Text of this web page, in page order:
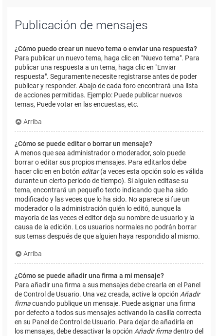
Publicación de mensajes
¿Cómo puedo crear un nuevo tema o enviar una respuesta?
Para publicar un nuevo tema, haga clic en "Nuevo tema". Para
publicar una respuesta a un tema, haga clic en "Enviar
respuesta". Seguramente necesite registrarse antes de poder
publicar y responder. Abajo de cada foro encontrará una lista
de acciones permitidas. Ejemplo: Puede publicar nuevos
temas, Puede votar en las encuestas, etc.
Arriba
¿Cómo se puede editar o borrar un mensaje?
A menos que sea administrador o moderador, solo puede
borrar o editar sus propios mensajes. Para editarlos debe
hacer clic en en botón editar(a veces esta opción solo es válida
durante un cierto periodo de tiempo). Si alguien editase su
tema, encontrará un pequeño texto indicando que ha sido
modificado y las veces que lo ha sido. No aparece si fue un
moderador o la administración quién lo editó, aunque la
mayoría de las veces el editor deja su nombre de usuario y la
causa de la edición. Los usuarios normales no podrán borrar
sus temas después de que alguien haya respondido al mismo.
Arriba
¿Cómo se puede añadir una firma a mi mensaje?
Para añadir una firma a sus mensajes debe crearla en el Panel
de Control de Usuario. Una vez creada, active la opción Añadir
firmacuando publique un mensaje. Puede asignar una firma
por defecto a todos sus mensajes activando la casilla correcta
en su Panel de Control de Usuario. Para dejar de añadirla en
los mensajes, debe desactivar la opción Añadir firmadentro del